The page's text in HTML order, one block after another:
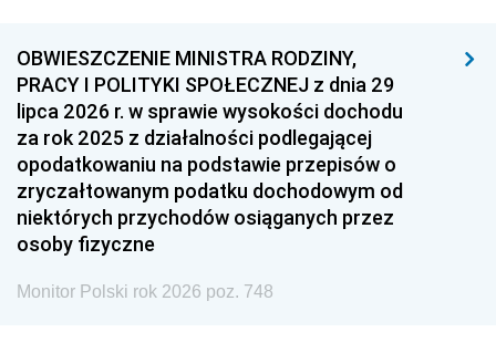
OBWIESZCZENIE MINISTRA RODZINY,
PRACY I POLITYKI SPOŁECZNEJ z dnia 29
lipca 2026 r. w sprawie wysokości dochodu
za rok 2025 z działalności podlegającej
opodatkowaniu na podstawie przepisów o
zryczałtowanym podatku dochodowym od
niektórych przychodów osiąganych przez
osoby fizyczne
Monitor Polski rok 2026 poz. 748